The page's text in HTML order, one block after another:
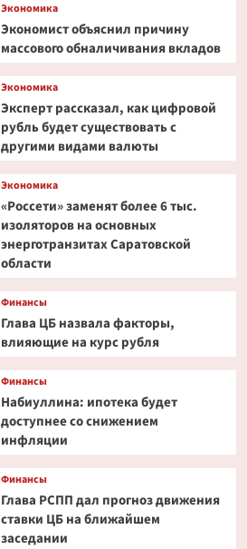
Экономика
Экономист объяснил причину
массового обналичивания вкладов
Экономика
Эксперт рассказал, как цифровой
рубль будет существовать с
другими видами валюты
Экономика
«Россети» заменят более 6 тыс.
изоляторов на основных
энерготранзитах Саратовской
области
Финансы
Глава ЦБ назвала факторы,
влияющие на курс рубля
Финансы
Набиуллина: ипотека будет
доступнее со снижением
инфляции
Финансы
Глава РСПП дал прогноз движения
ставки ЦБ на ближайшем
заседании